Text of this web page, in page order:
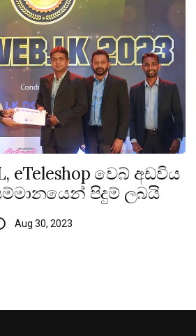
eTeleshop වෙබ් අඩවිය
පිදුම් ලබයි
Aug 30, 2023